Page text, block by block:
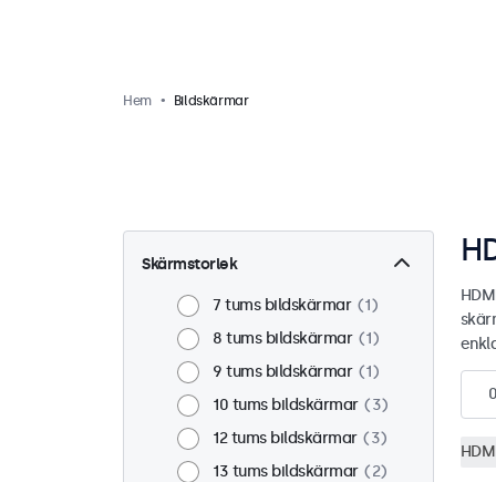
Hem Bildskärmar
Skärmstorlek
7 tums bildskärmar
1
8 tums bildskärmar
1
9 tums bildskärmar
1
10 tums bildskärmar
3
12 tums bildskärmar
3
13 tums bildskärmar
2
0